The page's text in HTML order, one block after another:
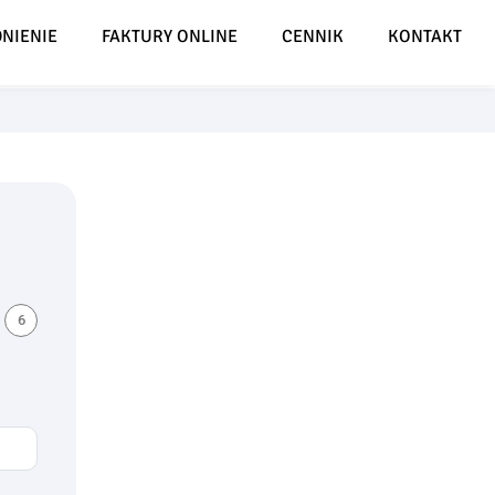
FAKTURY ONLINE CENNIK KONTAKT
6